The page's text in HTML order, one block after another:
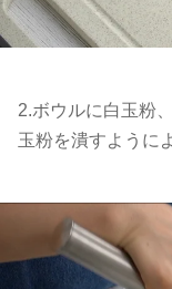
2.ボウルに白玉粉
玉粉を潰すように